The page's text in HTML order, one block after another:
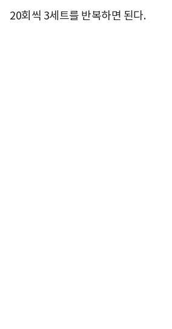
20회씩 3세트를 반복하면 된다.